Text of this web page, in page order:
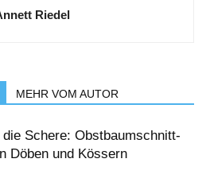
Riedel
MEHR VOM AUTOR
die Schere: Obstbaumschnitt-
Döben und Kössern